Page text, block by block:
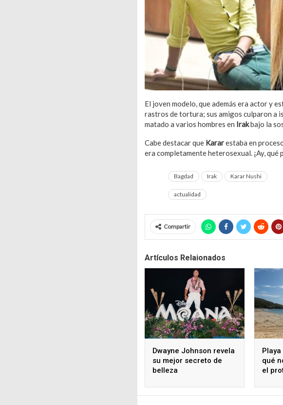
El joven modelo, que además era actor y
rastros de tortura; sus amigos culparon a
matado a varios hombres en Irakbajo la
Cabe destacar que Kararestaba en
era completamente heterosexual. ¡Ay, qué
Bagdad Irak Karar Nushi
actualidad
Compartir
Artículos Relaionados
Dwayne Johnson revela
su mejor secreto de
belleza
qué
el